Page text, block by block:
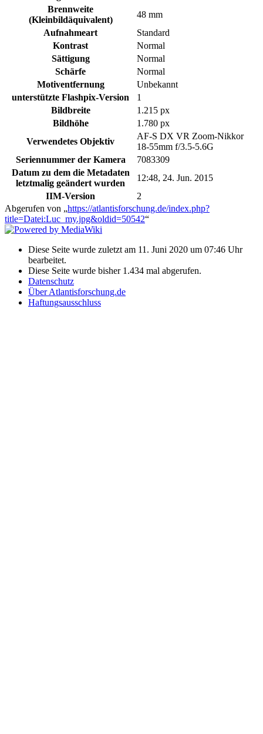
Brennweite
(Kleinbildäquivalent)
48 mm
Aufnahmeart
Standard
Kontrast
Normal
Sättigung
Normal
Schärfe
Normal
Motiventfernung
Unbekannt
unterstützte Flashpix-Version
1
Bildbreite
1.215 px
Bildhöhe
1.780 px
Verwendetes Objektiv
AF-S DX VR Zoom-Nikkor
18-55mm f/3.5-5.6G
Seriennummer der Kamera
7083309
Datum zu dem die Metadaten
letztmalig geändert wurden
12:48, 24. Jun. 2015
IIM-Version
2
Abgerufen von „https://atlantisforschung.de/index.php?
title=Datei:Luc_my.jpg&oldid=50542“
Diese Seite wurde zuletzt am 11. Juni 2020 um 07:46 Uhr
bearbeitet.
Diese Seite wurde bisher 1.434 mal abgerufen.
Datenschutz
Über Atlantisforschung.de
Haftungsausschluss